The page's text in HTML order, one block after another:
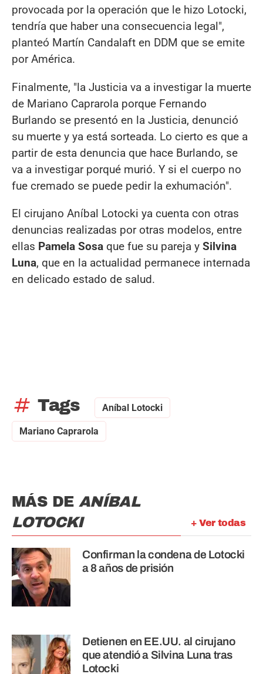
provocada por la operación que le hizo Lotocki,
tendría que haber una consecuencia legal",
planteó Martín Candalaft en DDM que se emite
por América.
Finalmente, "la Justicia va a investigar la muerte
de Mariano Caprarola porque Fernando
Burlando se presentó en la Justicia, denunció
su muerte y ya está sorteada. Lo cierto es que a
partir de esta denuncia que hace Burlando, se
va a investigar porqué murió. Y si el cuerpo no
fue cremado se puede pedir la exhumación".
El cirujano Aníbal Lotocki ya cuenta con otras
denuncias realizadas por otras modelos, entre
ellas Pamela Sosa que fue su pareja y Silvina
Luna, que en la actualidad permanece internada
en delicado estado de salud.
tag Tags Aníbal Lotocki
Mariano Caprarola
+ Ver todas
MÁS DE ANÍBAL
LOTOCKI
Confirman la condena de Lotocki
a 8 años de prisión
Detienen en EE.UU. al cirujano
que atendió a Silvina Luna tras
Lotocki